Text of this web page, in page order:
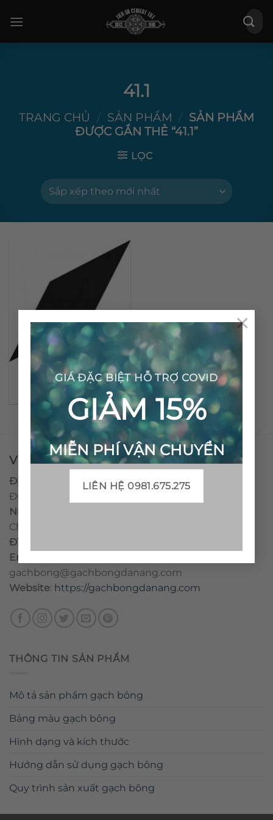
GIÁ ĐẶC BIỆT HỖ TRỢ COVID
GIẢM 15%
MIỄN PHÍ VẬN CHUYỂN
LIÊN HỆ 0981.675.275
×
qua
Tìm
kiếm:
41.1
TRANG CHỦ / SẢN PHẨM / SẢN PHẨM
ĐƯỢC GẮN THẺ “41.1”
LỌC
Gạch bông cổ điển CTS
41.1
VPĐD - CTY TNHH GẠCH BÔNG VIỆT NAM
Địa chỉ:
CCN Quán Lát, Xã Đức Chánh, Huyện Mộ
Đức, Tỉnh Quảng Ngãi
Nhà máy miền trung:
Chánh, Huyện Mộ Đức, Tỉnh Quảng Ngãi, Việt Nam
ĐT
Email
gachbong@gachbongdanang.com
Website: https://gachbongdanang.com
THÔNG TIN SẢN PHẨM
Mô tả sản phẩm gạch bông
Bảng màu gạch bông
Hình dạng và kích thước
Hướng dẫn sử dụng gạch bông
Quy trình sản xuất gạch bông